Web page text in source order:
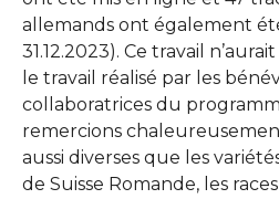
allemands ont également
31.12.2023). Ce travail
le travail réalisé par les
collaboratrices du
remercions
aussi diverses que les
de Suisse Romande, les